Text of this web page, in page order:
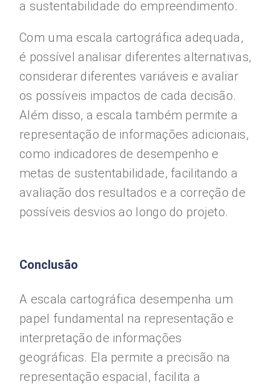
a sustentabilidade do empreendimento.
Com uma escala cartográfica adequada,
é possível analisar diferentes alternativas,
considerar diferentes variáveis e avaliar
os possíveis impactos de cada decisão.
Além disso, a escala também permite a
representação de informações adicionais,
como indicadores de desempenho e
metas de sustentabilidade, facilitando a
avaliação dos resultados e a correção de
possíveis desvios ao longo do projeto.
Conclusão
A escala cartográfica desempenha um
papel fundamental na representação e
interpretação de informações
geográficas. Ela permite a precisão na
representação espacial, facilita a